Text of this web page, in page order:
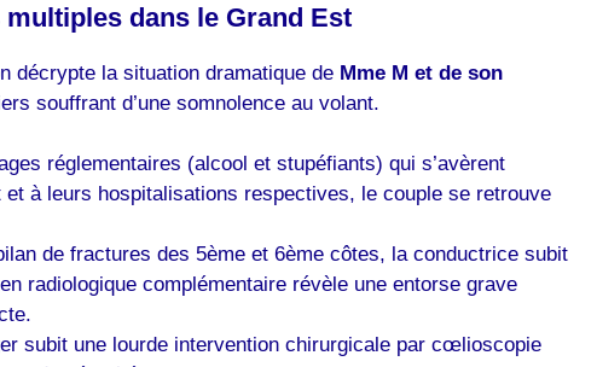
dans le Grand Est
décrypte la situation dramatique de Mme M et de son
souffrant d’une somnolence au volant.
réglementaires (alcool et stupéfiants) qui s’avèrent
à leurs hospitalisations respectives, le couple se retrouve
de fractures des 5ème et 6ème côtes, la conductrice subit
radiologique complémentaire révèle une entorse grave
subit une lourde intervention chirurgicale par cœlioscopie